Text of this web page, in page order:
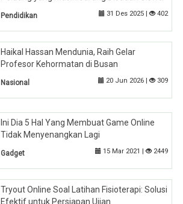
Pendidikan 31 Des 2025 | 402
Haikal Hassan Mendunia, Raih Gelar
Profesor Kehormatan di Busan
Nasional 20 Jun 2026 | 309
Ini Dia 5 Hal Yang Membuat Game Online
Tidak Menyenangkan Lagi
Gadget 15 Mar 2021 | 2449
Tryout Online Soal Latihan Fisioterapi: Solusi
Efektif untuk Persiapan Ujian